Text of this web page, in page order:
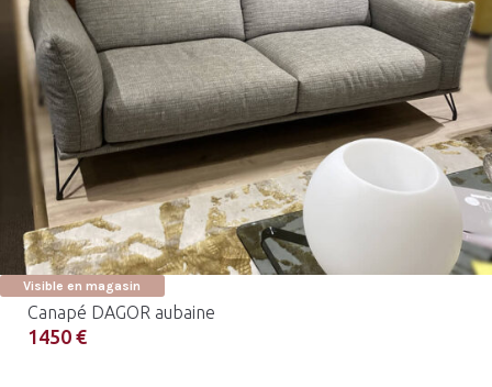
Visible en magasin
Canapé DAGOR aubaine
1450 €